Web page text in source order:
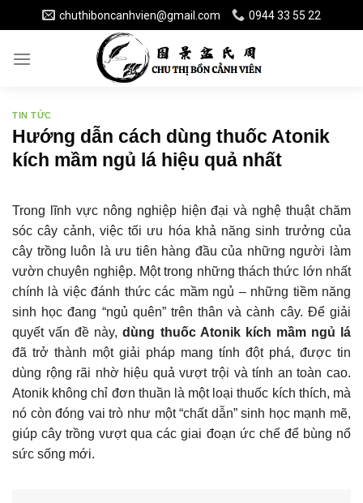
to
content
chuthiboncanhvien@gmail.com 0944 33 55 22
TIN TỨC
Hướng dẫn cách dùng thuốc Atonik
kích mầm ngủ lá hiệu quả nhất
Trong lĩnh vực nông nghiệp hiện đại và nghệ thuật chăm
sóc cây cảnh, việc tối ưu hóa khả năng sinh trưởng của
cây trồng luôn là ưu tiên hàng đầu của những người làm
vườn chuyên nghiệp. Một trong những thách thức lớn nhất
chính là việc đánh thức các mầm ngủ – những tiềm năng
sinh học đang “ngủ quên” trên thân và cành cây. Để giải
quyết vấn đề này,dùng thuốc Atonik kích mầm ngủ lá
đã trở thành một giải pháp mang tính đột phá, được tin
dùng rộng rãi nhờ hiệu quả vượt trội và tính an toàn cao.
Atonik không chỉ đơn thuần là một loại thuốc kích thích, mà
nó còn đóng vai trò như một “chất dẫn” sinh học mạnh mẽ,
giúp cây trồng vượt qua các giai đoạn ức chế để bùng nổ
sức sống mới.